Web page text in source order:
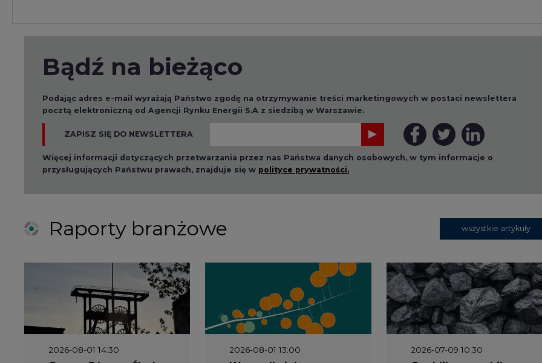
Raporty branżowe
2026-08-01 14:30
Czy na Górnym Śląsku
2026-08-01 13:00
Wyszedł ciekawy
2026-07-09 10:30
Wyszedł raport Wyszedł raport Koszty transformacji